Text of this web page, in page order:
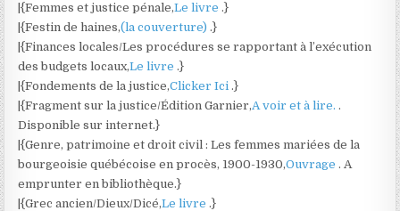
|{Femmes et justice pénale,Le livre.}
|{Festin de haines,(la couverture).}
|{Finances locales/Les procédures se rapportant à l’exécution
des budgets locaux,Le livre.}
|{Fondements de la justice,Clicker Ici.}
|{Fragment sur la justice/Édition Garnier,A voir et à lire..
Disponible sur internet.}
|{Genre, patrimoine et droit civil : Les femmes mariées de la
bourgeoisie québécoise en procès, 1900-1930,Ouvrage. A
emprunter en bibliothèque.}
|{Grec ancien/Dieux/Dicé,Le livre.}